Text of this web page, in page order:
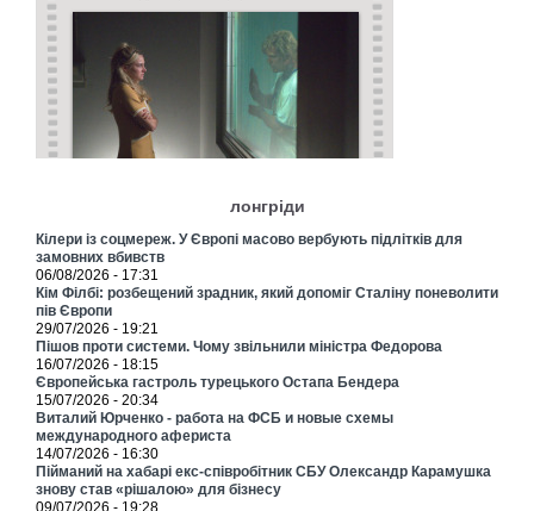
лонгріди
Кілери із соцмереж. У Європі масово вербують підлітків для
замовних вбивств
06/08/2026 - 17:31
Кім Філбі: розбещений зрадник, який допоміг Сталіну поневолити
пів Європи
29/07/2026 - 19:21
Пішов проти системи. Чому звільнили міністра Федорова
16/07/2026 - 18:15
Європейська гастроль турецького Остапа Бендера
15/07/2026 - 20:34
Виталий Юрченко - работа на ФСБ и новые схемы
международного афериста
14/07/2026 - 16:30
Пійманий на хабарі екс-співробітник СБУ Олександр Карамушка
знову став «рішалою» для бізнесу
09/07/2026 - 19:28